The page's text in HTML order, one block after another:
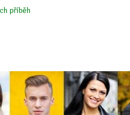
příběh